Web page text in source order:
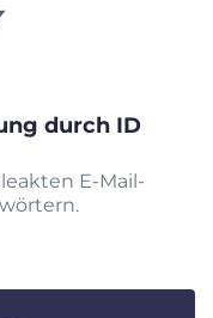
durch ID
E-Mail-